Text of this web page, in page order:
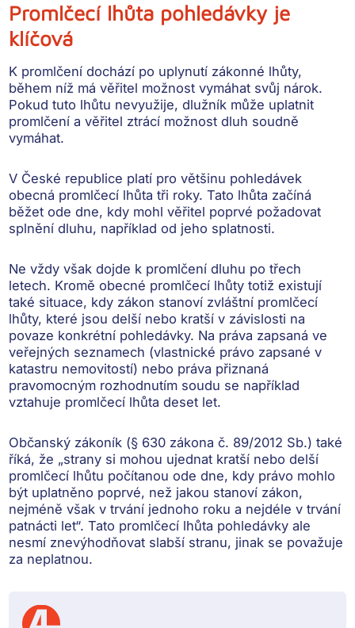
Promlčecí lhůta pohledávky je
klíčová
K promlčení dochází po uplynutí zákonné lhůty,
během níž má věřitel možnost vymáhat svůj nárok.
Pokud tuto lhůtu nevyužije, dlužník může uplatnit
promlčení a věřitel ztrácí možnost dluh soudně
vymáhat.
V České republice platí pro většinu pohledávek
obecná promlčecí lhůta tři roky. Tato lhůta začíná
běžet ode dne, kdy mohl věřitel poprvé požadovat
splnění dluhu, například od jeho splatnosti.
Ne vždy však dojde k promlčení dluhu po třech
letech. Kromě obecné promlčecí lhůty totiž existují
také situace, kdy zákon stanoví zvláštní promlčecí
lhůty, které jsou delší nebo kratší v závislosti na
povaze konkrétní pohledávky. Na práva zapsaná ve
veřejných seznamech (vlastnické právo zapsané v
katastru nemovitostí) nebo práva přiznaná
pravomocným rozhodnutím soudu se například
vztahuje promlčecí lhůta deset let.
Občanský zákoník (§ 630 zákona č. 89/2012 Sb.) také
říká, že „strany si mohou ujednat kratší nebo delší
promlčecí lhůtu počítanou ode dne, kdy právo mohlo
být uplatněno poprvé, než jakou stanoví zákon,
nejméně však v trvání jednoho roku a nejdéle v trvání
patnácti let“. Tato promlčecí lhůta pohledávky ale
nesmí znevýhodňovat slabší stranu, jinak se považuje
za neplatnou.